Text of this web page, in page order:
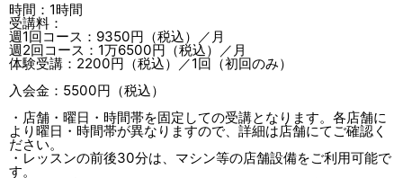
時間：1時間
受講料：
週1回コース：9350円（税込）／月
週2回コース：1万6500円（税込）／月
体験受講：2200円（税込）／1回（初回のみ）
入会金：5500円（税込）
・店舗・曜日・時間帯を固定しての受講となります。各店舗に
より曜日・時間帯が異なりますので、詳細は店舗にてご確認く
ださい。
・レッスンの前後30分は、マシン等の店舗設備をご利用可能で
す。